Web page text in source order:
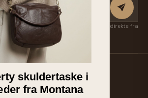
favoritter og inspiration først — direkte fra
som helst.
fra Silkeborg. Hånd-
kvalitet siden 1986.
skuldertaske i
fra Montana